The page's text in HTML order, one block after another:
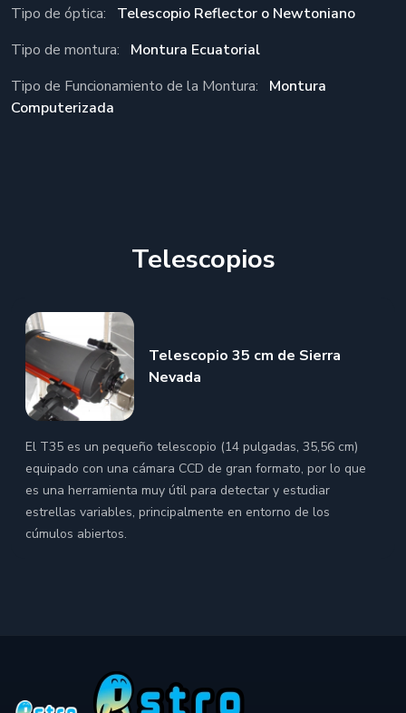
Tipo de óptica:
Telescopio Reflector o Newtoniano
Tipo de montura:
Montura Ecuatorial
Tipo de Funcionamiento de la Montura:
Montura
Computerizada
Telescopios
Telescopio 35 cm de Sierra
Nevada
El T35 es un pequeño telescopio (14 pulgadas, 35,56 cm)
equipado con una cámara CCD de gran formato, por lo que
es una herramienta muy útil para detectar y estudiar
estrellas variables, principalmente en entorno de los
cúmulos abiertos.